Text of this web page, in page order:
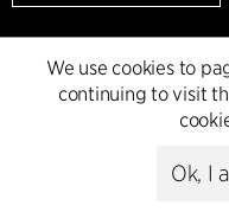
Subscribe
the latest architecture
We use cookies to
continuing to visit
Ok, I